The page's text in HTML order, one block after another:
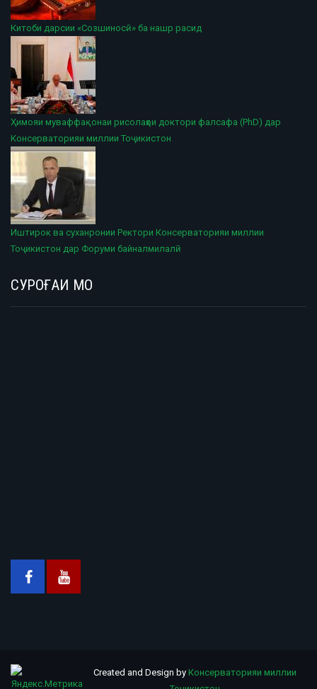
Китоби дарсии «Созшиносӣ» ба нашр расид
Ҳимояи муваффақонаи рисолаҳои доктори фалсафа (PhD) дар
Консерваторияи миллии Тоҷикистон
Иштирок ва суханронии Ректори Консерваторияи миллии
Тоҷикистон дар Форуми байналмилалӣ
СУРОҒАИ МО
Created and Design by Консерваторияи миллии